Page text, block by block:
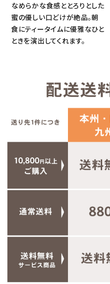
なめらかな食感ととろりとした
蜜の優しい口どけが絶品。朝
食にティータイムに優雅なひと
ときを演出してくれます。